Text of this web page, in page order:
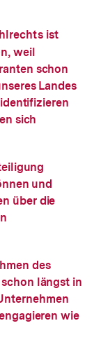
ist
weil
schon
Landes
sich
und
über die
des
längst in
wie